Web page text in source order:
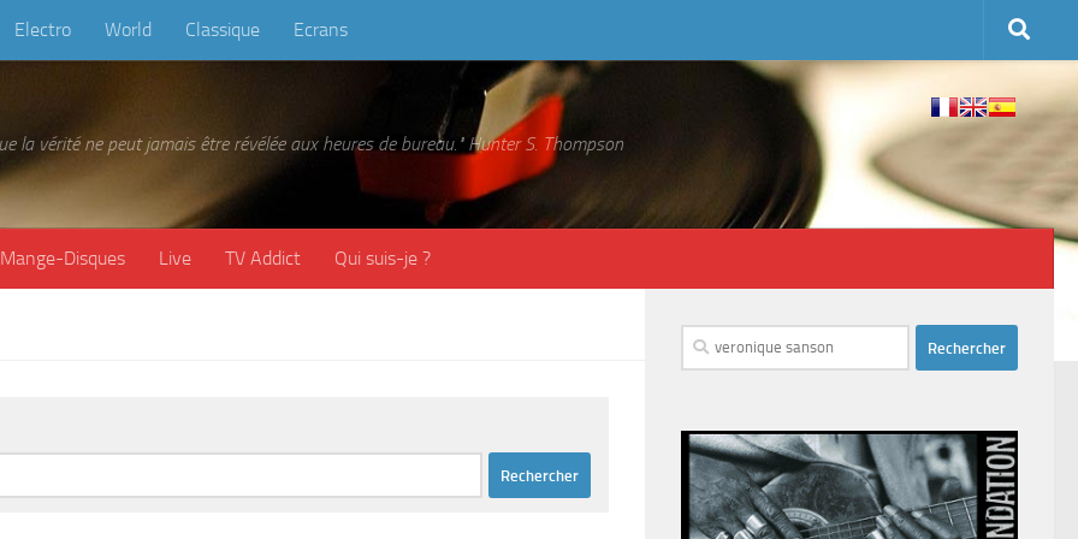
Electro World Classique Ecrans
la vérité ne peut jamais être révélée aux heures de bureau." Hunter S. Thompson
Mange-Disques Live TV Addict Qui suis-je ?
Rechercher :